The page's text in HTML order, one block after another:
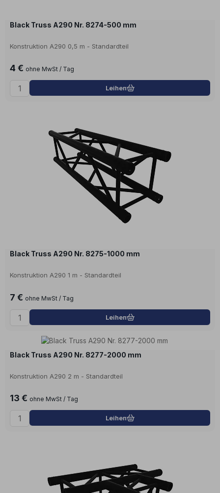
Black Truss A290 Nr. 8274-500 mm
Konstruktion A290 0,5 m - Standardteil
4 € ohne MwSt / Tag
Leihen
Black Truss A290 Nr. 8275-1000 mm
Konstruktion A290 1 m - Standardteil
7 € ohne MwSt / Tag
Leihen
Black Truss A290 Nr. 8277-2000 mm
Konstruktion A290 2 m - Standardteil
13 € ohne MwSt / Tag
Leihen